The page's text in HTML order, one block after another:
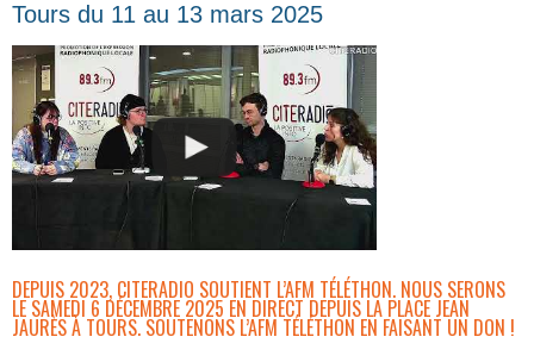
Tours du 11 au 13 mars 2025
DEPUIS 2023, CITERADIO SOUTIENT L’AFM TÉLÉTHON. NOUS SERONS
LE SAMEDI 6 DÉCEMBRE 2025 EN DIRECT DEPUIS LA PLACE JEAN
JAURÈS À TOURS. SOUTENONS L’AFM TÉLÉTHON EN FAISANT UN DON !